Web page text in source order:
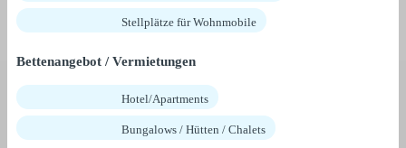
Stellplätze für Wohnmobile
Bettenangebot / Vermietungen
Hotel/Apartments
Bungalows / Hütten / Chalets